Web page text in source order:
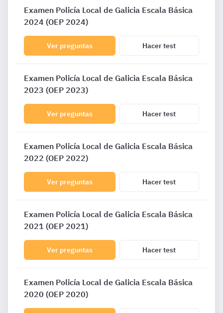
Examen Policía Local de Galicia Escala Básica
2024 (OEP 2024)
Ver preguntas Hacer test
Examen Policía Local de Galicia Escala Básica
2023 (OEP 2023)
Ver preguntas Hacer test
Examen Policía Local de Galicia Escala Básica
2022 (OEP 2022)
Ver preguntas Hacer test
Examen Policía Local de Galicia Escala Básica
2021 (OEP 2021)
Ver preguntas Hacer test
Examen Policía Local de Galicia Escala Básica
2020 (OEP 2020)